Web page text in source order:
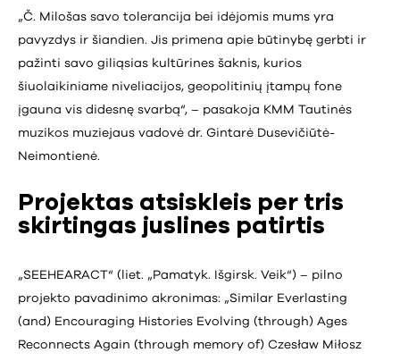
„Č. Milošas savo tolerancija bei idėjomis mums yra
pavyzdys ir šiandien. Jis primena apie būtinybę gerbti ir
pažinti savo giliąsias kultūrines šaknis, kurios
šiuolaikiniame niveliacijos, geopolitinių įtampų fone
įgauna vis didesnę svarbą“, – pasakoja KMM Tautinės
muzikos muziejaus vadovė dr. Gintarė Dusevičiūtė-
Neimontienė.
Projektas atsiskleis per tris
skirtingas juslines patirtis
„SEEHEARACT“ (liet. „Pamatyk. Išgirsk. Veik“) – pilno
projekto pavadinimo akronimas: „Similar Everlasting
(and) Encouraging Histories Evolving (through) Ages
Reconnects Again (through memory of) Czesław Miłosz